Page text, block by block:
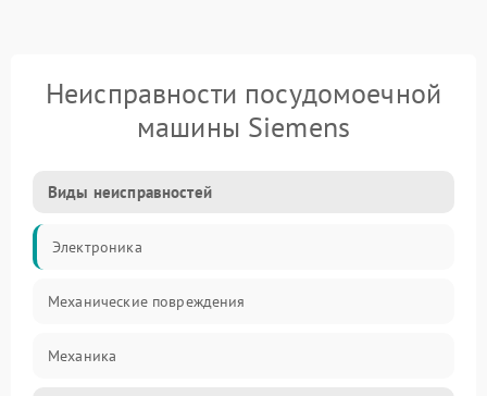
Неисправности посудомоечной
машины Siemens
Виды неисправностей
Электроника
Механические повреждения
Механика